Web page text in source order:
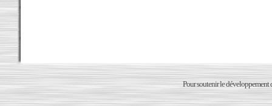
Pour soutenir le développement